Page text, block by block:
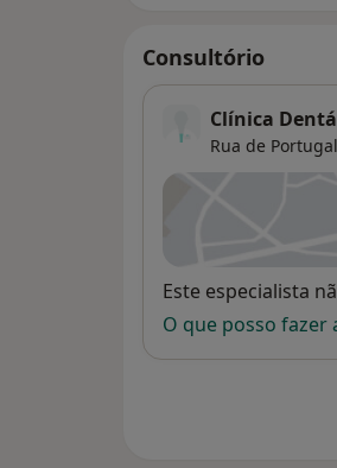
Consultório
Clínica
Rua de
Disponibilidade
Este especialista
O que posso fazer